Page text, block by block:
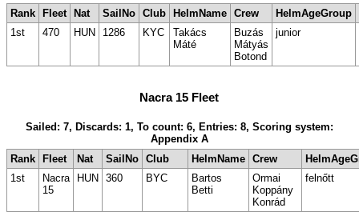
Rank
Fleet Nat SailNo Club HelmName Crew
HelmAgeGroup
1st
470 HUN 1286 KYC
Takács
Máté
Buzás
Mátyás
Botond
junior
Nacra 15 Fleet
Sailed: 7, Discards: 1, To count: 6, Entries: 8, Scoring system:
Appendix A
Rank
Fleet Nat SailNo Club HelmName Crew
1st
Nacra
15
HUN 360 BYC
Bartos
Betti
Ormai
Koppány
Konrád
felnőtt